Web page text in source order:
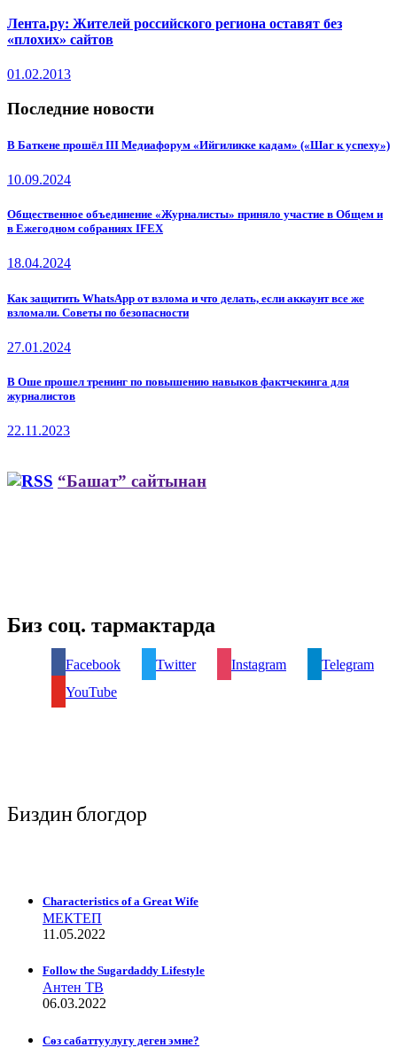
Лента.ру: Жителей российского региона оставят без
«плохих» сайтов
01.02.2013
Последние новости
В Баткене прошёл III Медиафорум «Ийгиликке кадам» («Шаг к успеху»)
10.09.2024
Общественное объединение «Журналисты» приняло участие в Общем и
в Ежегодном собраниях IFEX
18.04.2024
Как защитить WhatsApp от взлома и что делать, если аккаунт все же
взломали. Советы по безопасности
27.01.2024
В Оше прошел тренинг по повышению навыков фактчекинга для
журналистов
22.11.2023
“Башат” сайтынан
Биз соц. тармактарда
Facebook Twitter Instagram
Telegram
YouTube
Биздин блогдор
Characteristics of a Great Wife
МЕКТЕП
11.05.2022
Follow the Sugardaddy Lifestyle
Антен ТВ
06.03.2022
Сѳз сабаттуулугу деген эмне?